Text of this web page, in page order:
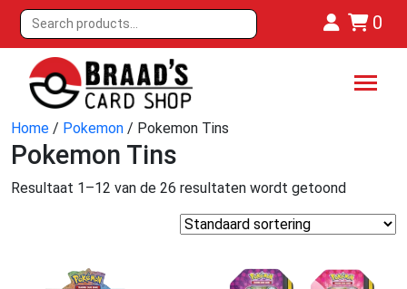
0
Home / Pokemon / Pokemon Tins
Pokemon Tins
Resultaat 1–12 van de 26 resultaten wordt getoond